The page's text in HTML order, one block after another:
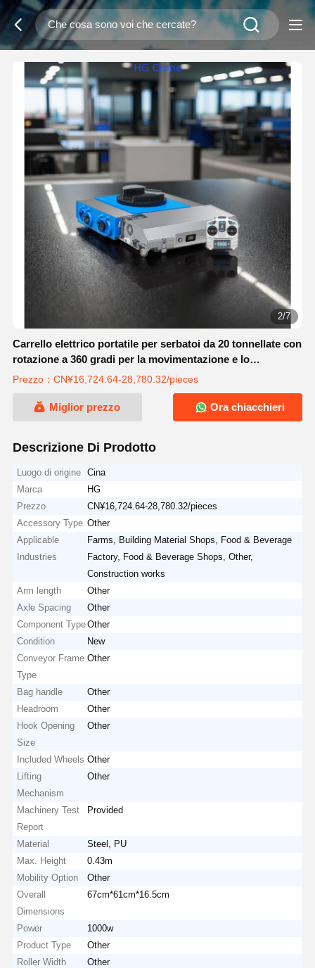
3/7
Carrello elettrico portatile per serbatoi da 20 tonnellate con
rotazione a 360 gradi per la movimentazione e lo
spostamento di macchinari
Prezzo：CN¥16,724.64-28,780.32/pieces
Miglior prezzo Ora chiacchieri
Descrizione Di Prodotto
Luogo di origine
Cina
Marca
HG
Prezzo
CN¥16,724.64-28,780.32/pieces
Accessory Type Other
Applicable
Industries
Farms, Building Material Shops, Food & Beverage
Factory, Food & Beverage Shops, Other,
Construction works
Arm length
Other
Axle Spacing
Other
Component TypeOther
Condition
New
Conveyor Frame
Type
Other
Bag handle
Other
Headroom
Other
Hook Opening
Size
Other
Included Wheels Other
Lifting
Mechanism
Other
Machinery Test
Report
Provided
Material
Steel, PU
Max. Height
0.43m
Mobility Option
Other
Overall
Dimensions
67cm*61cm*16.5cm
Power
1000w
Product Type
Other
Roller Width
Other